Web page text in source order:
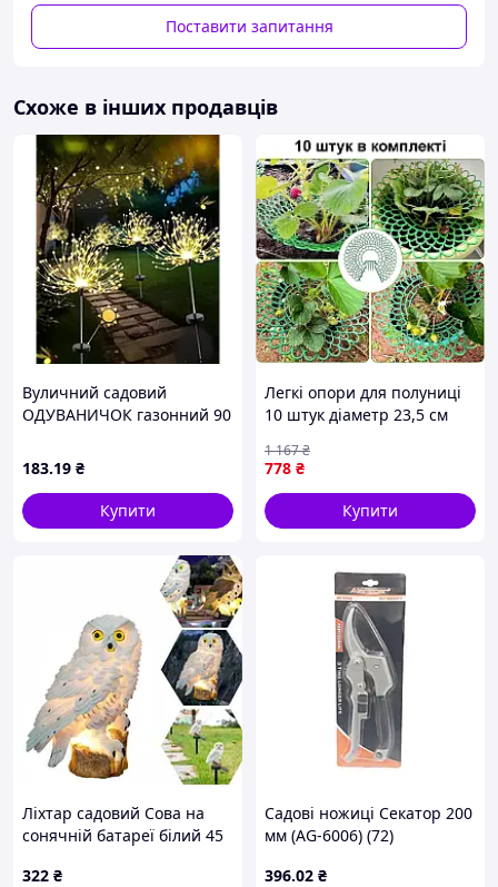
Поставити запитання
Схоже в інших продавців
Вуличний садовий
ОДУВАНИЧОК газонний 90
183.19 ₴
Купити
Легкі опори для полуниці
10 штук діаметр 23,5 см
підтримки ягідних рослин
FLAME
778 ₴
1 167₴
Купити
Ліхтар садовий Сова на
сонячній батареї білий 45
322 ₴
Садові ножиці Секатор 200
мм (AG-6006) (72)
396.02 ₴